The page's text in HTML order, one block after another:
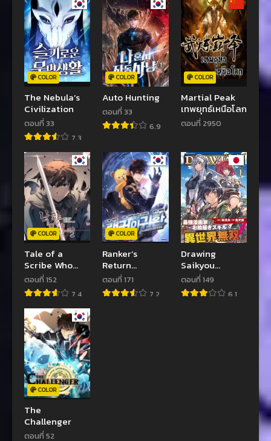
COLOR
The Nebula’s
Civilization
ตอนที่ 33
7.3
COLOR
Auto Hunting
ตอนที่ 33
6.9
COLOR
Martial Peak
เทพยุทธ์เหนือโลก
ตอนที่ 2950
COLOR
Tale of a
Scribe Who
Retires to the
Countryside
ตอนที่ 152
7.4
COLOR
Ranker’s
Return
(Remake)
ตอนที่ 171
7.2
Drawing
Saikyou
Mangaka Wa
Oekaki Skill De
Isekai Musou
ตอนที่ 149
6.1
COLOR
The
Challenger
ตอนที่ 52